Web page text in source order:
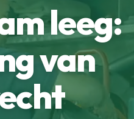
leeg:
van